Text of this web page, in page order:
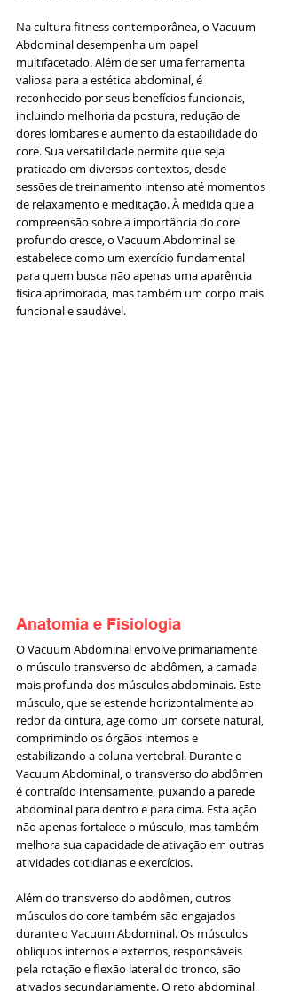
Na cultura fitness contemporânea, o Vacuum
Abdominal desempenha um papel
multifacetado. Além de ser uma ferramenta
valiosa para a estética abdominal, é
reconhecido por seus benefícios funcionais,
incluindo melhoria da postura, redução de
dores lombares e aumento da estabilidade do
core. Sua versatilidade permite que seja
praticado em diversos contextos, desde
sessões de treinamento intenso até momentos
de relaxamento e meditação. À medida que a
compreensão sobre a importância do core
profundo cresce, o Vacuum Abdominal se
estabelece como um exercício fundamental
para quem busca não apenas uma aparência
física aprimorada, mas também um corpo mais
funcional e saudável.
Anatomia e Fisiologia
O Vacuum Abdominal envolve primariamente
o músculo transverso do abdômen, a camada
mais profunda dos músculos abdominais. Este
músculo, que se estende horizontalmente ao
redor da cintura, age como um corsete natural,
comprimindo os órgãos internos e
estabilizando a coluna vertebral. Durante o
Vacuum Abdominal, o transverso do abdômen
é contraído intensamente, puxando a parede
abdominal para dentro e para cima. Esta ação
não apenas fortalece o músculo, mas também
melhora sua capacidade de ativação em outras
atividades cotidianas e exercícios.
Além do transverso do abdômen, outros
músculos do core também são engajados
durante o Vacuum Abdominal. Os músculos
oblíquos internos e externos, responsáveis
pela rotação e flexão lateral do tronco, são
ativados secundariamente. O reto abdominal,